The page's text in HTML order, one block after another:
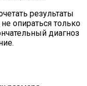
результаты
опираться только
диагноз